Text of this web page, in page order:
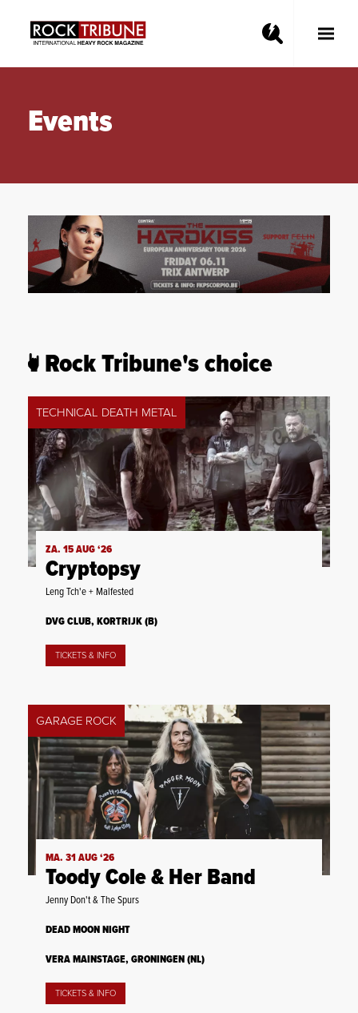
Toggle
Events
Rock Tribune's choice
TECHNICAL DEATH METAL
ZA. 15 AUG ‘26
Cryptopsy
Leng Tch'e + Malfested
DVG CLUB, KORTRIJK (B)
TICKETS & INFO
GARAGE ROCK
MA. 31 AUG ‘26
Toody Cole & Her Band
Jenny Don't & The Spurs
DEAD MOON NIGHT
VERA MAINSTAGE, GRONINGEN (NL)
TICKETS & INFO